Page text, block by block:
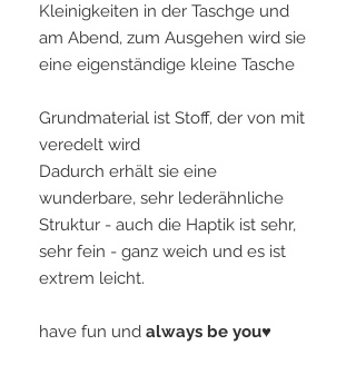
Kleinigkeiten in der Taschge und
am Abend, zum Ausgehen wird sie
eine eigenständige kleine Tasche
Grundmaterial ist Stoff, der von mit
veredelt wird
Dadurch erhält sie eine
wunderbare, sehr lederähnliche
Struktur - auch die Haptik ist sehr,
sehr fein - ganz weich und es ist
extrem leicht.
have fun und always be you♥